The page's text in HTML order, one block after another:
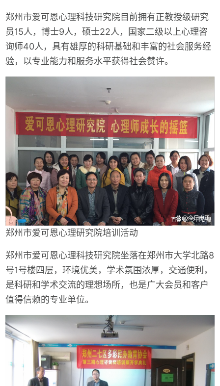
郑州市爱可恩心理科技研究院目前拥有正教授级研究
员15人，博士9人，硕士22人，国家二级以上心理咨
询师40人，具有雄厚的科研基础和丰富的社会服务经
验，以专业能力和服务水平获得社会赞许。
郑州市爱可恩心理研究院培训活动
郑州市爱可恩心理科技研究院坐落在郑州市大学北路8
号1号楼四层，环境优美，学术氛围浓厚，交通便利，
是科研和学术交流的理想场所，也是广大会员和客户
值得信赖的专业单位。